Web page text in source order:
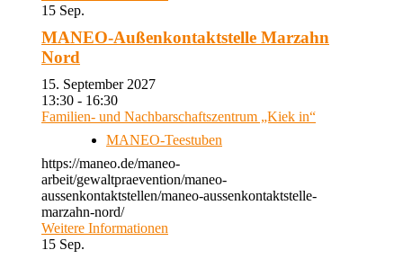
15 Sep.
MANEO-Außenkontaktstelle Marzahn
Nord
15. September 2027
13:30 - 16:30
Familien- und Nachbarschaftszentrum „Kiek in“
MANEO-Teestuben
https://maneo.de/maneo-
arbeit/gewaltpraevention/maneo-
aussenkontaktstellen/maneo-aussenkontaktstelle-
marzahn-nord/
Weitere Informationen
15 Sep.